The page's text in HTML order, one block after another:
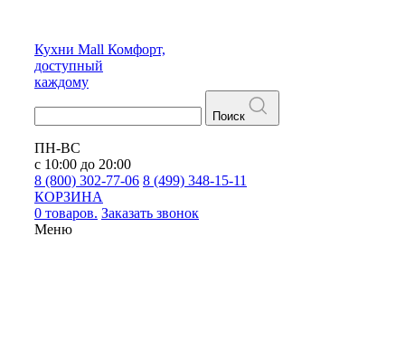
Кухни Mall Комфорт,
доступный
каждому
Поиск
ПН-ВС
с 10:00 до 20:00
8 (800) 302-77-06 8 (499) 348-15-11
КОРЗИНА
0 товаров. Заказать звонок
Меню